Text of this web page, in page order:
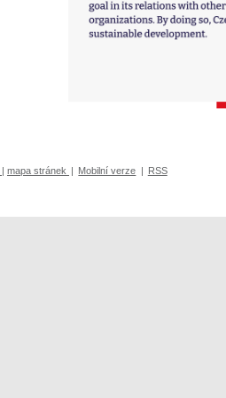
| mapa stránek | Mobilní verze | RSS